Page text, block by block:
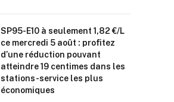
SP95-E10 à seulement 1,82 €/L
ce mercredi 5 août : profitez
d’une réduction pouvant
atteindre 19 centimes dans les
stations-service les plus
économiques